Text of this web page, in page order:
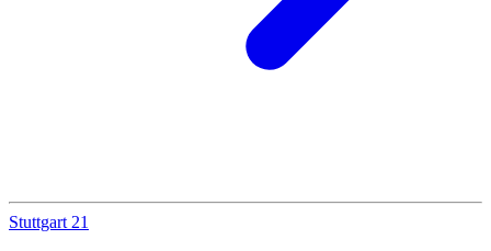
Stuttgart 21